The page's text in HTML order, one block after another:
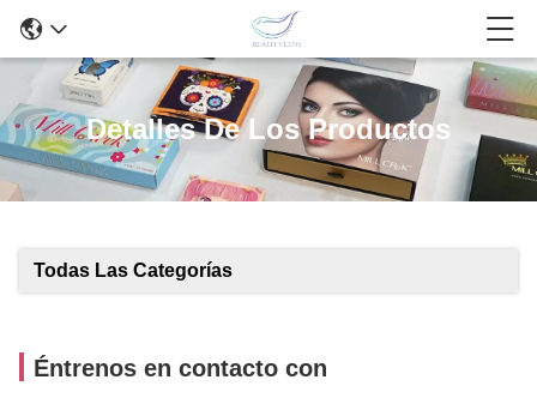
Detalles De Los Productos
Todas Las Categorías
Éntrenos en contacto con